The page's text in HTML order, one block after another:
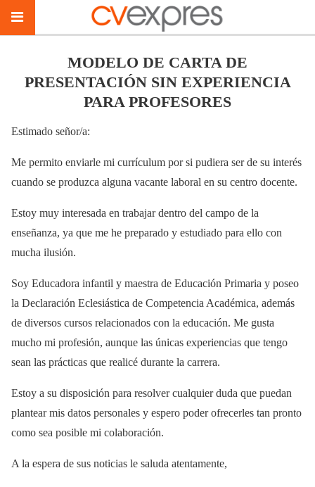
MODELO DE CARTA DE
PRESENTACIÓN SIN EXPERIENCIA
PARA PROFESORES
Estimado señor/a:
Me permito enviarle mi currículum por si pudiera ser de su interés
cuando se produzca alguna vacante laboral en su centro docente.
Estoy muy interesada en trabajar dentro del campo de la
enseñanza, ya que me he preparado y estudiado para ello con
mucha ilusión.
Soy Educadora infantil y maestra de Educación Primaria y poseo
la Declaración Eclesiástica de Competencia Académica, además
de diversos cursos relacionados con la educación. Me gusta
mucho mi profesión, aunque las únicas experiencias que tengo
sean las prácticas que realicé durante la carrera.
Estoy a su disposición para resolver cualquier duda que puedan
plantear mis datos personales y espero poder ofrecerles tan pronto
como sea posible mi colaboración.
A la espera de sus noticias le saluda atentamente,